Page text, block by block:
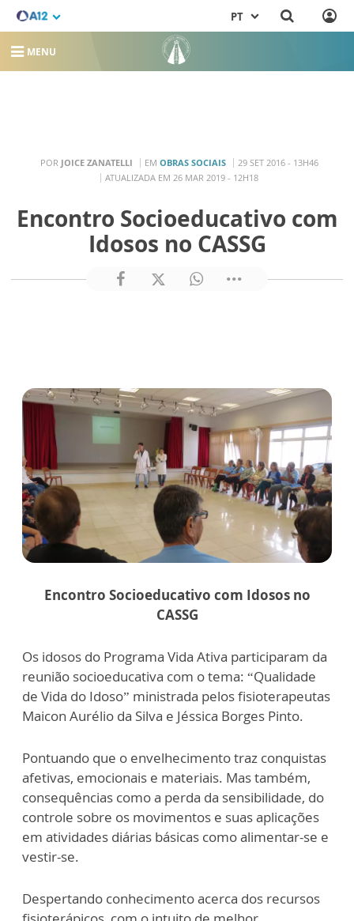
PT
MENU
POR JOICE ZANATELLI EM OBRAS SOCIAIS
29 SET 2016 - 13H46
ATUALIZADA EM 26 MAR 2019 - 12H18
Encontro Socioeducativo com
Idosos no CASSG
Encontro Socioeducativo com Idosos no
CASSG
Os idosos do Programa Vida Ativa participaram da
reunião socioeducativa com o tema: “Qualidade
de Vida do Idoso” ministrada pelos fisioterapeutas
Maicon Aurélio da Silva e Jéssica Borges Pinto.
Pontuando que o envelhecimento traz conquistas
afetivas, emocionais e materiais. Mas também,
consequências como a perda da sensibilidade, do
controle sobre os movimentos e suas aplicações
em atividades diárias básicas como alimentar-se e
vestir-se.
Despertando conhecimento acerca dos recursos